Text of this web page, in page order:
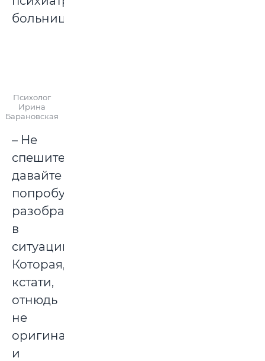
больницы:
Психолог
Ирина
Барановская
– Не
спешите,
давайте
попробуем
разобраться
в
ситуации.
Которая,
кстати,
отнюдь
не
оригинальна
и